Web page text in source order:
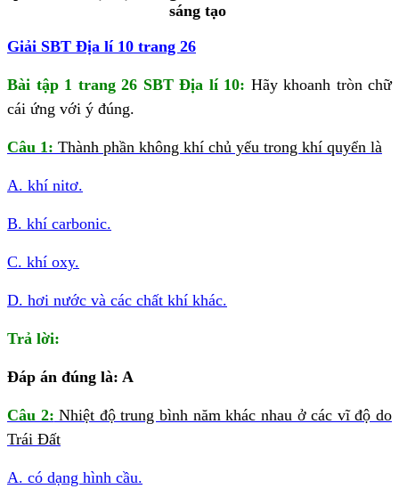
sáng tạo
Giải SBT Địa lí 10 trang 26
Bài tập 1 trang 26 SBT Địa lí 10: Hãy khoanh tròn chữ
cái ứng với ý đúng.
Câu 1: Thành phần không khí chủ yếu trong khí quyển là
A. khí nitơ.
B. khí carbonic.
C. khí oxy.
D. hơi nước và các chất khí khác.
Trả lời:
Đáp án đúng là: A
Câu 2: Nhiệt độ trung bình năm khác nhau ở các vĩ độ do
Trái Đất
A. có dạng hình cầu.